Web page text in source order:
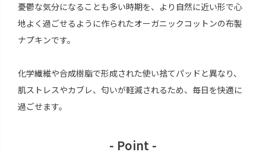
憂鬱な気分になることも多い時期を、より自然に近い形で心
地よく過ごせるように作られたオーガニックコットンの布製
ナプキンです。
化学繊維や合成樹脂で形成された使い捨てパッドと異なり、
肌ストレスやカブレ、匂いが軽減されるため、毎日を快適に
過ごせます。
- Point -